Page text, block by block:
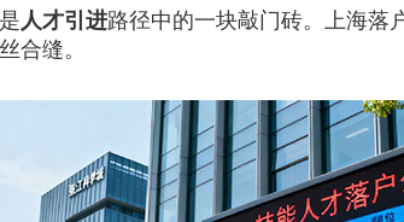
人才引进路径中的一块敲门砖。上海落
合缝。